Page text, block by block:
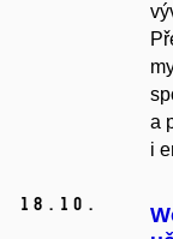
a
i
18. 10.